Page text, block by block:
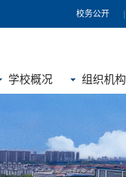
校务公开
学校概况 组织机构